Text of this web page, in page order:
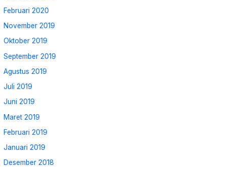
Februari 2020
November 2019
Oktober 2019
September 2019
Agustus 2019
Juli 2019
Juni 2019
Maret 2019
Februari 2019
Januari 2019
Desember 2018